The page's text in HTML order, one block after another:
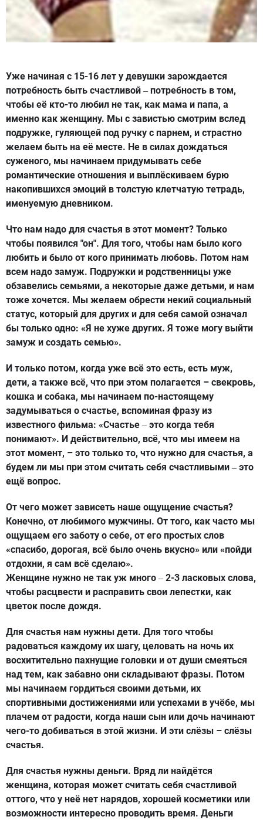
Уже начиная с 15-16 лет у девушки зарождается
потребность быть счастливой – потребность в том,
чтобы её кто-то любил не так, как мама и папа, а
именно как женщину. Мы с завистью смотрим вслед
подружке, гуляющей под ручку с парнем, и страстно
желаем быть на её месте. Не в силах дождаться
суженого, мы начинаем придумывать себе
романтические отношения и выплёскиваем бурю
накопившихся эмоций в толстую клетчатую тетрадь,
именуемую дневником.
Что нам надо для счастья в этот момент? Только
чтобы появился "он". Для того, чтобы нам было кого
любить и было от кого принимать любовь. Потом нам
всем надо замуж. Подружки и родственницы уже
обзавелись семьями, а некоторые даже детьми, и нам
тоже хочется. Мы желаем обрести некий социальный
статус, который для других и для себя самой означал
бы только одно: «Я не хуже других. Я тоже могу выйти
замуж и создать семью».
И только потом, когда уже всё это есть, есть муж,
дети, а также всё, что при этом полагается – свекровь,
кошка и собака, мы начинаем по-настоящему
задумываться о счастье, вспоминая фразу из
известного фильма: «Счастье – это когда тебя
понимают». И действительно, всё, что мы имеем на
этот момент, – это только то, что нужно для счастья, а
будем ли мы при этом считать себя счастливыми – это
ещё вопрос.
От чего может зависеть наше ощущение счастья?
Конечно, от любимого мужчины. От того, как часто мы
ощущаем его заботу о себе, от его простых слов
«спасибо, дорогая, всё было очень вкусно» или «пойди
отдохни, я сам всё сделаю».
Женщине нужно не так уж много – 2-3 ласковых слова,
чтобы расцвести и расправить свои лепестки, как
цветок после дождя.
Для счастья нам нужны дети. Для того чтобы
радоваться каждому их шагу, целовать на ночь их
восхитительно пахнущие головки и от души смеяться
над тем, как забавно они складывают фразы. Потом
мы начинаем гордиться своими детьми, их
спортивными достижениями или успехами в учёбе, мы
плачем от радости, когда наши сын или дочь начинают
чего-то добиваться в этой жизни. И эти слёзы – слёзы
счастья.
Для счастья нужны деньги. Вряд ли найдётся
женщина, которая может считать себя счастливой
оттого, что у неё нет нарядов, хорошей косметики или
возможности интересно проводить время. Деньги